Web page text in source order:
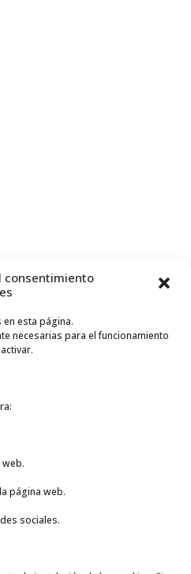
consentimiento
esta página.
necesarias para el funcionamiento
web.
página web.
sociales.